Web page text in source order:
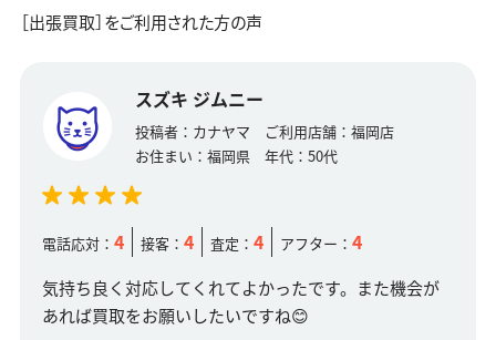
［出張買取］をご利用された方の声
スズキ ジムニー
投稿者： カナヤマ ご利用店舗： 福岡店
お住まい： 福岡県 年代： 50代
電話応対： 4 接客： 4 査定： 4 アフター： 4
気持ち良く対応してくれてよかったです。また機会が
あれば買取をお願いしたいですね😊